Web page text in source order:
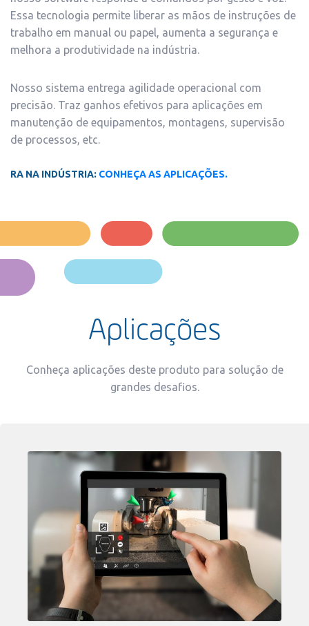
Essa tecnologia permite liberar as mãos de instruções de
trabalho em manual ou papel, aumenta a segurança e
melhora a produtividade na indústria.
Nosso sistema entrega agilidade operacional com
precisão. Traz ganhos efetivos para aplicações em
manutenção de equipamentos, montagens, supervisão
de processos, etc.
RA NA INDÚSTRIA: CONHEÇA AS APLICAÇÕES.
Aplicações
Conheça aplicações deste produto para solução de
grandes desafios.